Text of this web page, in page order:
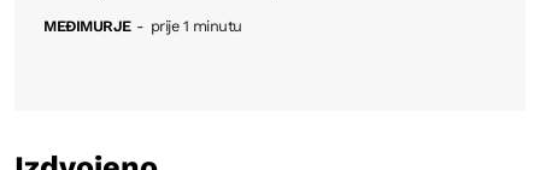
MEĐIMURJE - prije 1 minutu